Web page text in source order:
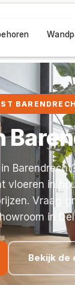
vloeren in
Vraag
in
Bekijk de